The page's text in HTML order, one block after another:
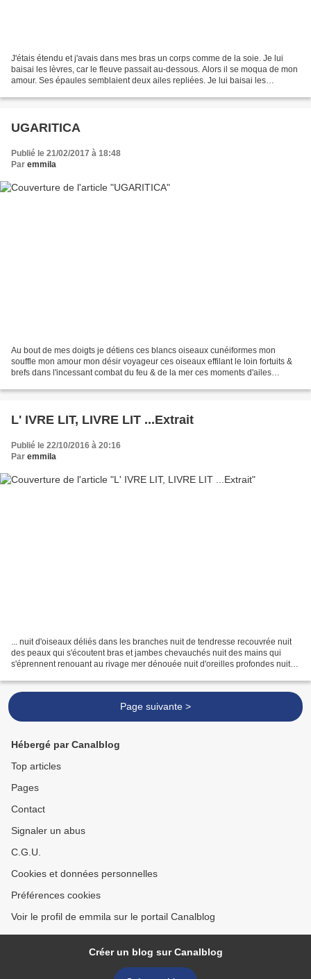
J'étais étendu et j'avais dans mes bras un corps comme de la soie. Je lui
baisai les lèvres, car le fleuve passait au-dessous. Alors il se moqua de mon
amour. Ses épaules semblaient deux ailes repliées. Je lui baisai les
UGARITICA
Publié le 21/02/2017 à 18:48
Par emmila
Au bout de mes doigts je détiens ces blancs oiseaux cunéiformes mon
souffle mon amour mon désir voyageur ces oiseaux effilant le loin fortuits &
brefs dans l'incessant combat du feu & de la mer ces moments d'ailes
L' IVRE LIT, LIVRE LIT ...Extrait
Publié le 22/10/2016 à 20:16
Par emmila
... nuit d'oiseaux déliés dans les branches nuit de tendresse recouvrée nuit
des peaux qui s'écoutent bras et jambes chevauchés nuit des mains qui
s'éprennent renouant au rivage mer dénouée nuit d'oreilles profondes nuit
Page suivante >
Hébergé par Canalblog
Top articles
Pages
Contact
Signaler un abus
C.G.U.
Cookies et données personnelles
Préférences cookies
Voir le profil de emmila sur le portail Canalblog
Créer un blog sur Canalblog